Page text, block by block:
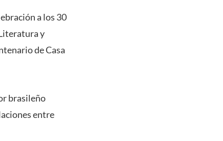
a los 30
y
de Casa
brasileño
entre